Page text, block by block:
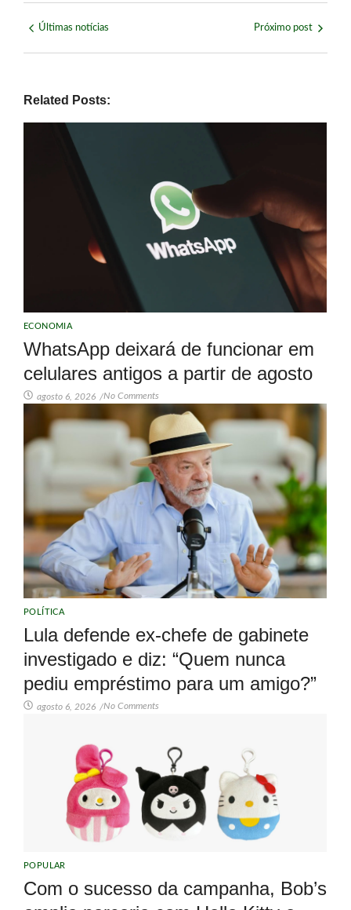
Últimas notícias Próximo post
Related Posts:
ECONOMIA
WhatsApp deixará de funcionar em
celulares antigos a partir de agosto
agosto 6, 2026 /No Comments
POLÍTICA
Lula defende ex-chefe de gabinete
investigado e diz: “Quem nunca
pediu empréstimo para um amigo?”
agosto 6, 2026 /No Comments
POPULAR
Com o sucesso da campanha, Bob’s